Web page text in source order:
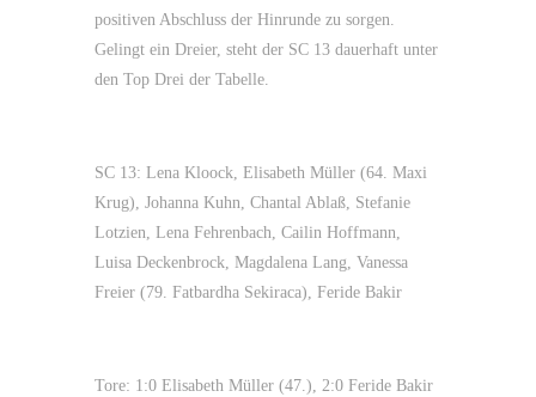
positiven Abschluss der Hinrunde zu sorgen.
Gelingt ein Dreier, steht der SC 13 dauerhaft unter
den Top Drei der Tabelle.
SC 13: Lena Kloock, Elisabeth Müller (64. Maxi
Krug), Johanna Kuhn, Chantal Ablaß, Stefanie
Lotzien, Lena Fehrenbach, Cailin Hoffmann,
Luisa Deckenbrock, Magdalena Lang, Vanessa
Freier (79. Fatbardha Sekiraca), Feride Bakir
Tore: 1:0 Elisabeth Müller (47.), 2:0 Feride Bakir